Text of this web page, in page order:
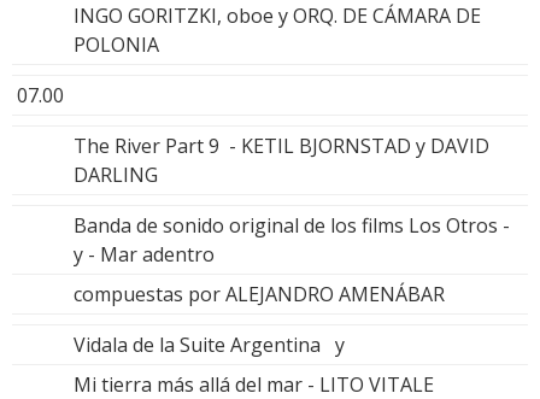
INGO GORITZKI, oboe y ORQ. DE CÁMARA DE
POLONIA
07.00
The River Part 9 - KETIL BJORNSTAD y DAVID
DARLING
Banda de sonido original de los films Los Otros -
y - Mar adentro
compuestas por ALEJANDRO AMENÁBAR
Vidala de la Suite Argentina y
Mi tierra más allá del mar - LITO VITALE